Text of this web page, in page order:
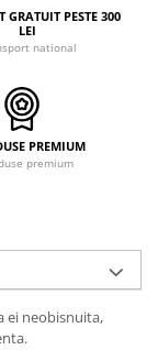
GRATUIT PESTE 300
LEI
national
PREMIUM
premium
ei neobisnuita,